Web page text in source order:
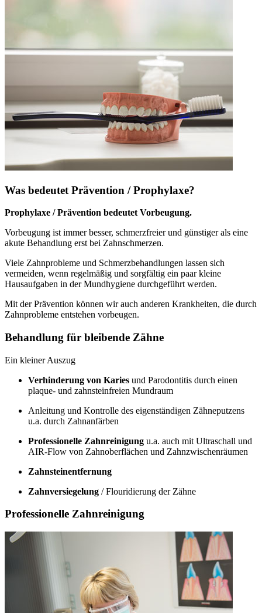
Was bedeutet Prävention / Prophylaxe?
Prophylaxe / Prävention bedeutet Vorbeugung.
Vorbeugung ist immer besser, schmerzfreier und günstiger als eine
akute Behandlung erst bei Zahnschmerzen.
Viele Zahnprobleme und Schmerzbehandlungen lassen sich
vermeiden, wenn regelmäßig und sorgfältig ein paar kleine
Hausaufgaben in der Mundhygiene durchgeführt werden.
Mit der Prävention können wir auch anderen Krankheiten, die durch
Zahnprobleme entstehen vorbeugen.
Behandlung für bleibende Zähne
Ein kleiner Auszug
Verhinderung von Karies und Parodontitis durch einen
plaque- und zahnsteinfreien Mundraum
Anleitung und Kontrolle des eigenständigen Zähneputzens
u.a. durch Zahnanfärben
Professionelle Zahnreinigung u.a. auch mit Ultraschall und
AIR-Flow von Zahnoberflächen und Zahnzwischenräumen
Zahnsteinentfernung
Zahnversiegelung / Flouridierung der Zähne
Professionelle Zahnreinigung